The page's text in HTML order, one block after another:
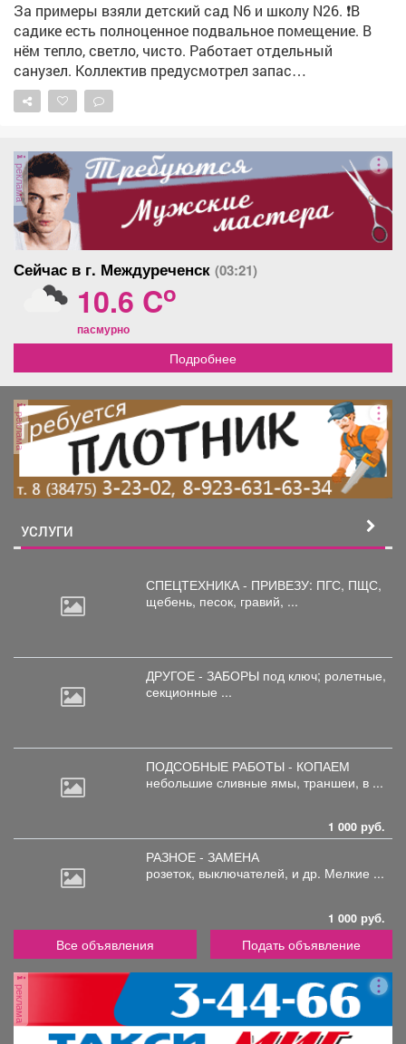
За примеры взяли детский сад N6 и школу N26. ❗️В
садике есть полноценное подвальное помещение. В
нём тепло, светло, чисто. Работает отдельный
санузел. Коллектив предусмотрел запас
медикаментов, воды и продуктов долгого хранения.
Здесь могут укрыться не только дети и педагоги, но и
указатели! ❗️Здание школы №26 как раз не
предусматривает подвал. Поэтому пункты укрытия
оборудовали в помещениях без окон с несущими
стенами. Такие места называем «остров
безопасности». Работу по оборудованию и уточнению
мест для укрытия продолжаем. Полный список точек
безопасности можно найти на карте заглубленных и
подземных помещений, пригодных для укрытия,
Кузбасса: https://clck.su/hEGfq
реклама
Сейчас в г. Междуреченск (03:21)
10.6 Co
пасмурно
Подробнее
реклама
УСЛУГИ
СПЕЦТЕХНИКА - ПРИВЕЗУ: ПГС, ПЩС,
щебень, песок, гравий, ...
ДРУГОЕ - ЗАБОРЫ под ключ; ролетные,
секционные ...
ПОДСОБНЫЕ РАБОТЫ - КОПАЕМ
небольшие сливные ямы, траншеи, в ...
1 000 руб.
РАЗНОЕ - ЗАМЕНА
розеток, выключателей, и др. Мелкие ...
1 000 руб.
Все объявления Подать объявление
реклама